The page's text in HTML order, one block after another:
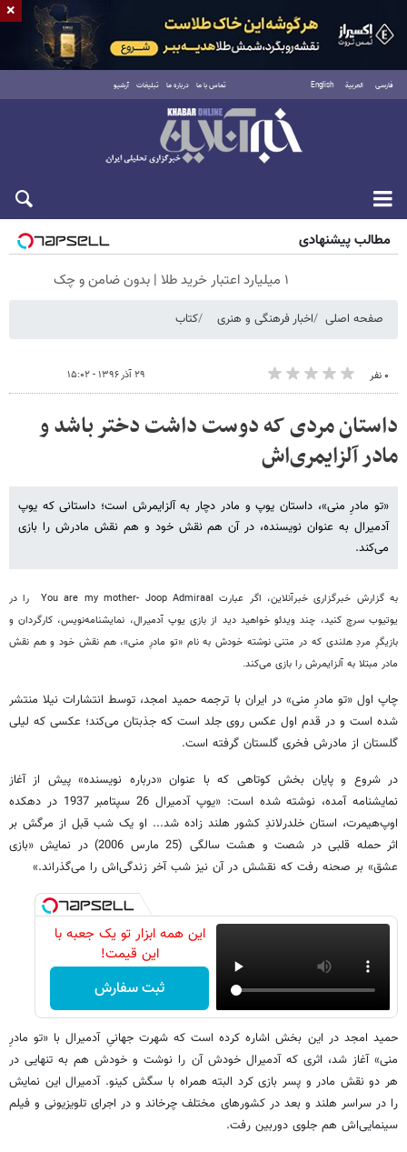
فارسی العربية English تماس با ما درباره ما تبلیغات آرشیو
جمعه ۱۶ مرداد ۱۴۰۵
مطالب پیشنهادی
۱ میلیارد اعتبار خرید طلا | بدون ضامن و چک
صفحه اصلی اخبار فرهنگی و هنری کتاب
۰ نفر ۲۹ آذر ۱۳۹۶ - ۱۵:۰۲
داستان مردی که دوست داشت دختر باشد و
مادر آلزایمری‌اش
«تو مادرِ منی»، داستان یوپ و مادر دچار به آلزایمرش است؛ داستانی که یوپ
آدمیرال به عنوان نویسنده، در آن هم نقش خود و هم نقش مادرش را بازی
می‌کند.
به گزارش خبرگزاری خبرآنلاین، اگر عبارت You are my mother- Joop Admiraal را در
یوتیوب سرچ کنید، چند ویدئو خواهید دید از بازی یوپ آدمیرال، نمایشنامه‌نویس، کارگردان و
بازیگرِ مردِ هلندی که در متنی نوشته خودش به نام «تو مادرِ منی»، هم نقش خود و هم نقش
مادر مبتلا به آلزایمرش را بازی می‌کند.
چاپ اول «تو مادرِ منی» در ایران با ترجمه حمید امجد، توسط انتشارات نیلا منتشر
شده است و در قدم اول عکس روی جلد است که جذبتان می‌کند؛ عکسی که لیلی
گلستان از مادرش فخری گلستان گرفته است.
در شروع و پایان بخش کوتاهی که با عنوان «درباره نویسنده» پیش از آغاز
نمایشنامه آمده، نوشته شده است: «یوپ آدمیرال 26 سپتامبر 1937 در دهکده
اوپ‌هیمرت، استان خلدرلاندِ کشور هلند زاده شد... او یک شب قبل از مرگش بر
اثر حمله قلبی در شصت و هشت سالگی (25 مارس 2006) در نمایش «بازی
عشق» بر صحنه رفت که نقشش در آن نیز شب آخر زندگی‌اش را می‌گذراند.»
این همه ابزار تو یک جعبه با
این قیمت!
ثبت سفارش
حمید امجد در این بخش اشاره کرده است که شهرت جهانیِ آدمیرال با «تو مادرِ
منی» آغاز شد، اثری که آدمیرال خودش آن را نوشت و خودش هم به تنهایی در
هر دو نقش مادر و پسر بازی کرد البته همراه با سگش کینو. آدمیرال این نمایش
را در سراسر هلند و بعد در کشورهای مختلف چرخاند و در اجرای تلویزیونی و فیلم
سینمایی‌اش هم جلوی دوربین رفت.
×